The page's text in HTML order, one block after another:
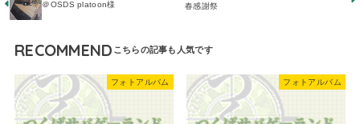
＠OSDS platoon様
春感謝祭
RECOMMEND
フォトアルバム フォトアルバム